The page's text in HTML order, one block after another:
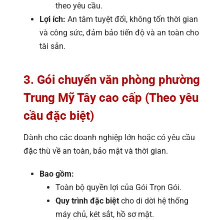
theo yêu cầu.
Lợi ích: An tâm tuyệt đối, không tốn thời gian
và công sức, đảm bảo tiến độ và an toàn cho
tài sản.
3. Gói chuyển văn phòng phường
Trung Mỹ Tây cao cấp (Theo yêu
cầu đặc biệt)
Dành cho các doanh nghiệp lớn hoặc có yêu cầu
đặc thù về an toàn, bảo mật và thời gian.
Bao gồm:
Toàn bộ quyền lợi của Gói Trọn Gói.
Quy trình đặc biệt cho di dời hệ thống
máy chủ, két sắt, hồ sơ mật.